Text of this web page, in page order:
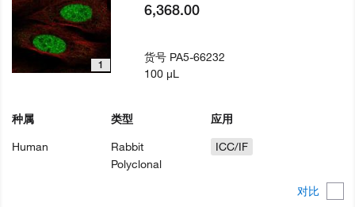
对比
1
种属
Human
类型
Rabbit
Polyclonal
应用
ICC/IF
6,368.00
货号 PA5-66232
100 µL